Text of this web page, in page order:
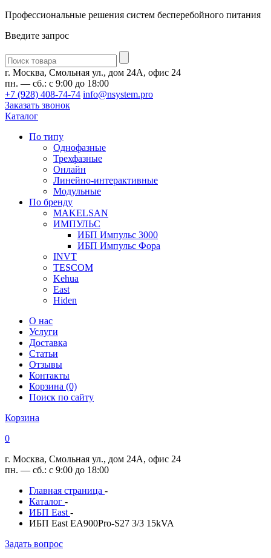
Профессиональные решения систем бесперебойного питания
Введите запрос
Введите
запрос
г. Москва, Смольная ул., дом 24А, офис 24
пн. — сб.: с 9:00 до 18:00
+7 (928) 408-74-74 info@nsystem.pro
Заказать звонок
Каталог
По типу
Однофазные
Трехфазные
Онлайн
Линейно-интерактивные
Модульные
По бренду
MAKELSAN
ИМПУЛЬС
ИБП Импульс 3000
ИБП Импульс Фора
INVT
TESCOM
Kehua
East
Hiden
О нас
Услуги
Доставка
Статьи
Отзывы
Контакты
Корзина (0)
Поиск по сайту
Корзина
0
г. Москва, Смольная ул., дом 24А, офис 24
пн. — сб.: с 9:00 до 18:00
Главная страница -
Каталог -
ИБП East -
ИБП East EA900Pro-S27 3/3 15kVA
Задать вопрос